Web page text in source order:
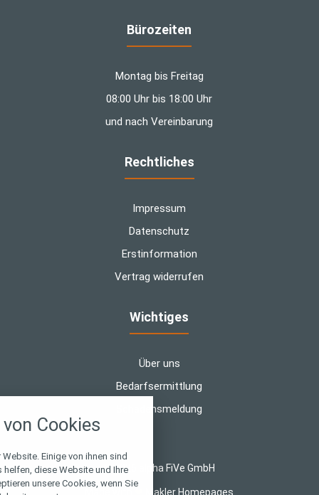
Bürozeiten
Montag bis Freitag
08:00 Uhr bis 18:00 Uhr
und nach Vereinbarung
Rechtliches
Impressum
Datenschutz
Erstinformation
Vertrag widerrufen
Wichtiges
Über uns
Bedarfsermittlung
Schadensmeldung
© 2026 alpha FiVe GmbH
Makler Homepages
Cookies
Einige von ihnen sind
diese Website und Ihre
unsere Cookies, wenn Sie
alle verwendeten Cookies und
zu blockieren.
Notwendig